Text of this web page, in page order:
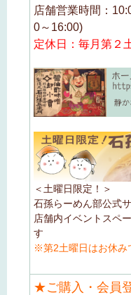
店舗営業時間：
0～16:00)
定休日：毎月第２
＜土曜日限定！＞
石孫らーめん部公式
店舗内イベントスペ
す
※第2土曜日はお休み
★ご購入・会員